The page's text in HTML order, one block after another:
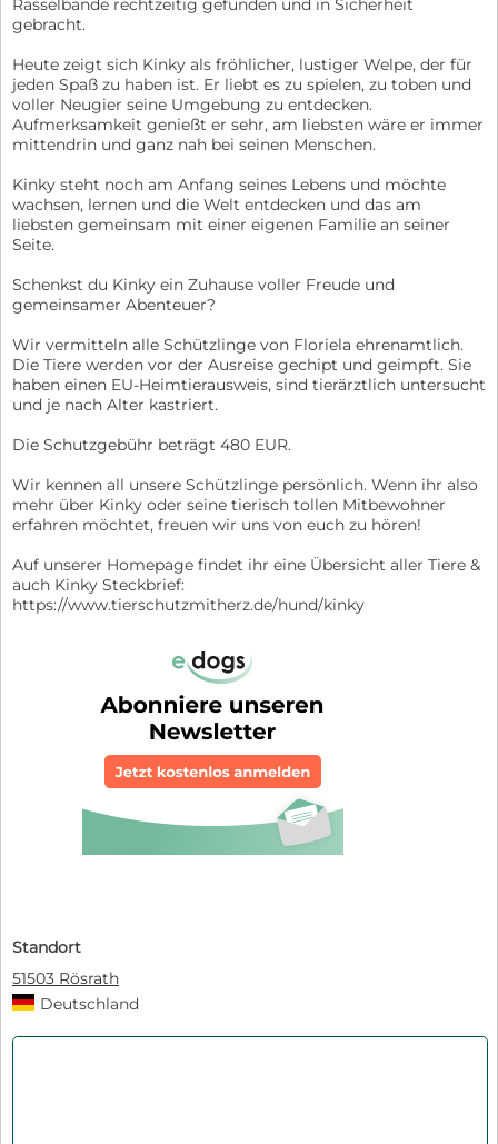
Rasselbande rechtzeitig gefunden und in Sicherheit
gebracht.
Heute zeigt sich Kinky als fröhlicher, lustiger Welpe, der für
jeden Spaß zu haben ist. Er liebt es zu spielen, zu toben und
voller Neugier seine Umgebung zu entdecken.
Aufmerksamkeit genießt er sehr, am liebsten wäre er immer
mittendrin und ganz nah bei seinen Menschen.
Kinky steht noch am Anfang seines Lebens und möchte
wachsen, lernen und die Welt entdecken und das am
liebsten gemeinsam mit einer eigenen Familie an seiner
Seite.
Schenkst du Kinky ein Zuhause voller Freude und
gemeinsamer Abenteuer?
Wir vermitteln alle Schützlinge von Floriela ehrenamtlich.
Die Tiere werden vor der Ausreise gechipt und geimpft. Sie
haben einen EU-Heimtierausweis, sind tierärztlich untersucht
und je nach Alter kastriert.
Die Schutzgebühr beträgt 480 EUR.
Wir kennen all unsere Schützlinge persönlich. Wenn ihr also
mehr über Kinky oder seine tierisch tollen Mitbewohner
erfahren möchtet, freuen wir uns von euch zu hören!
Auf unserer Homepage findet ihr eine Übersicht aller Tiere &
auch Kinky Steckbrief:
https://www.tierschutzmitherz.de/hund/kinky
Standort
51503 Rösrath
Deutschland